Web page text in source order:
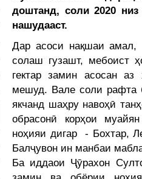
доштанд, соли 2020
нашудааст.
Дар асоси нақшаи амал,
солаш гузашт, мебоист
гектар замин асосан
мешуд. Вале соли рафта
якчанд шаҳру навоҳӣ
обрасонӣ корҳои
ноҳияи дигар - Бохтар,
Балҷувон ин манбаи
Ба иддаои Ҷӯрахон